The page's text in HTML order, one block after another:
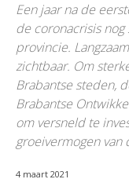
Een jaar na de
de coronacrisis
provincie.
zichtbaar. Om
Brabantse steden,
Brabantse
om versneld te
groeivermogen van
4 maart 2021